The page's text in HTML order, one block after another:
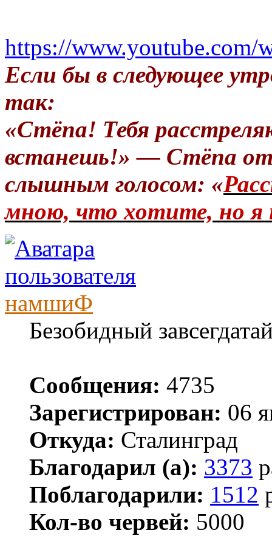
https://www.youtube.com/
Если бы в следующее
так:
«Стёпа! Тебя
встанешь!» — Стёпа
слышным голосом: «
мною, что хотите, но я
намшиФ
Безобидный
Сообщения: 4735
Зарегистрирован: 06
Откуда: Сталинград
Благодарил (а): 3373
Поблагодарили: 1512
Кол-во червей: 5000